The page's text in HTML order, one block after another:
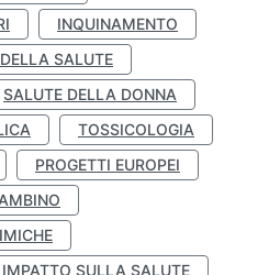
INQUINAMENTO
SALUTE
SALUTE DELLA DONNA
TOSSICOLOGIA
PROGETTI EUROPEI
SULLA SALUTE